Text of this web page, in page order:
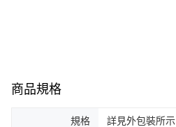
商品規格
規格 詳見外包裝所示